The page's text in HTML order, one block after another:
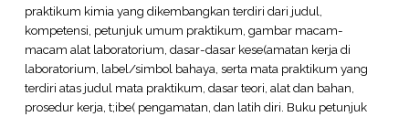
praktikum kimia yang dikembangkan terdiri dari judul,
kompetensi, petunjuk umum praktikum, gambar macam-
macam alat laboratorium, dasar-dasar kese(amatan kerja di
laboratorium, label/simbol bahaya, serta mata praktikum yang
terdiri atas judul mata praktikum, dasar teori, alat dan bahan,
prosedur kerja, t;ibe( pengamatan, dan latih diri. Buku petunjuk